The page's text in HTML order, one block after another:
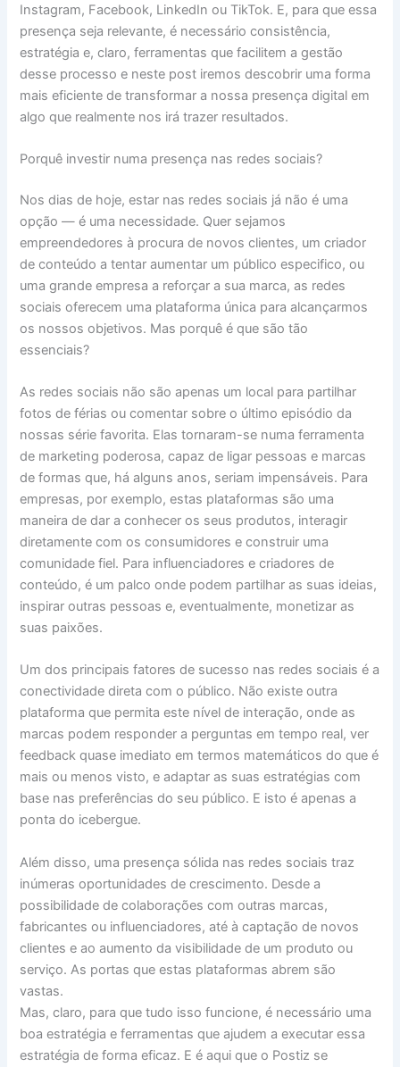
Instagram, Facebook, LinkedIn ou TikTok. E, para que essa
presença seja relevante, é necessário consistência,
estratégia e, claro, ferramentas que facilitem a gestão
desse processo e neste post iremos descobrir uma forma
mais eficiente de transformar a nossa presença digital em
algo que realmente nos irá trazer resultados.
Porquê investir numa presença nas redes sociais?
Nos dias de hoje, estar nas redes sociais já não é uma
opção — é uma necessidade. Quer sejamos
empreendedores à procura de novos clientes, um criador
de conteúdo a tentar aumentar um público especifico, ou
uma grande empresa a reforçar a sua marca, as redes
sociais oferecem uma plataforma única para alcançarmos
os nossos objetivos. Mas porquê é que são tão
essenciais?
As redes sociais não são apenas um local para partilhar
fotos de férias ou comentar sobre o último episódio da
nossas série favorita. Elas tornaram-se numa ferramenta
de marketing poderosa, capaz de ligar pessoas e marcas
de formas que, há alguns anos, seriam impensáveis. Para
empresas, por exemplo, estas plataformas são uma
maneira de dar a conhecer os seus produtos, interagir
diretamente com os consumidores e construir uma
comunidade fiel. Para influenciadores e criadores de
conteúdo, é um palco onde podem partilhar as suas ideias,
inspirar outras pessoas e, eventualmente, monetizar as
suas paixões.
Um dos principais fatores de sucesso nas redes sociais é a
conectividade direta com o público. Não existe outra
plataforma que permita este nível de interação, onde as
marcas podem responder a perguntas em tempo real, ver
feedback quase imediato em termos matemáticos do que é
mais ou menos visto, e adaptar as suas estratégias com
base nas preferências do seu público. E isto é apenas a
ponta do icebergue.
Além disso, uma presença sólida nas redes sociais traz
inúmeras oportunidades de crescimento. Desde a
possibilidade de colaborações com outras marcas,
fabricantes ou influenciadores, até à captação de novos
clientes e ao aumento da visibilidade de um produto ou
serviço. As portas que estas plataformas abrem são
vastas.
Mas, claro, para que tudo isso funcione, é necessário uma
boa estratégia e ferramentas que ajudem a executar essa
estratégia de forma eficaz. E é aqui que o Postiz se